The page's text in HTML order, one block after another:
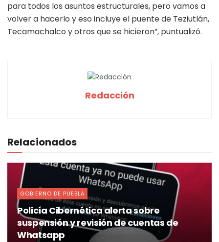
para todos los asuntos estructurales, pero vamos a
volver a hacerlo y eso incluye el puente de Teziutlán,
Tecamachalco y otros que se hicieron”, puntualizó.
Redacción
Relacionados
GOBIERNO DE PUEBLA
Policía Cibernética alerta sobre
suspensión y revisión de cuentas de
Whatsapp